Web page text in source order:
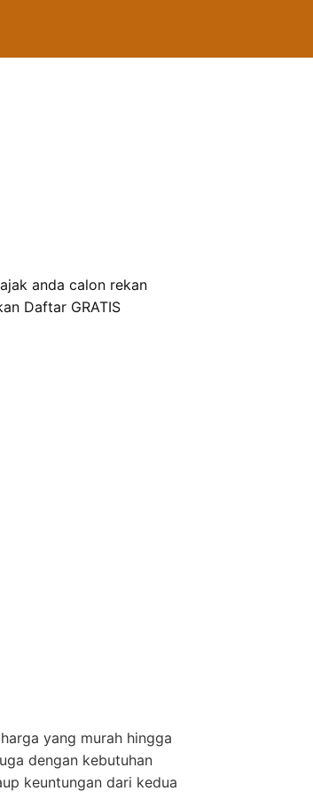
anda calon rekan
Daftar GRATIS
yang murah hingga
dengan kebutuhan
keuntungan dari kedua